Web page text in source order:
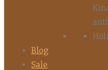
Blog
Sale